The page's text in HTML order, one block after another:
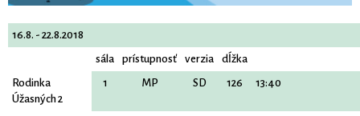
16.8. - 22.8.2018
sála
prístupnosť verzia
dĺžka
Rodinka
Úžasných 2
1 MP SD 126 13:40